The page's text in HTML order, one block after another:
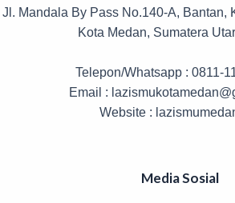
Jl. Mandala By Pass No.140-A, Bantan,
Kota Medan, Sumatera
Telepon/Whatsapp : 0811-
Email :
Website :
Media Sosial